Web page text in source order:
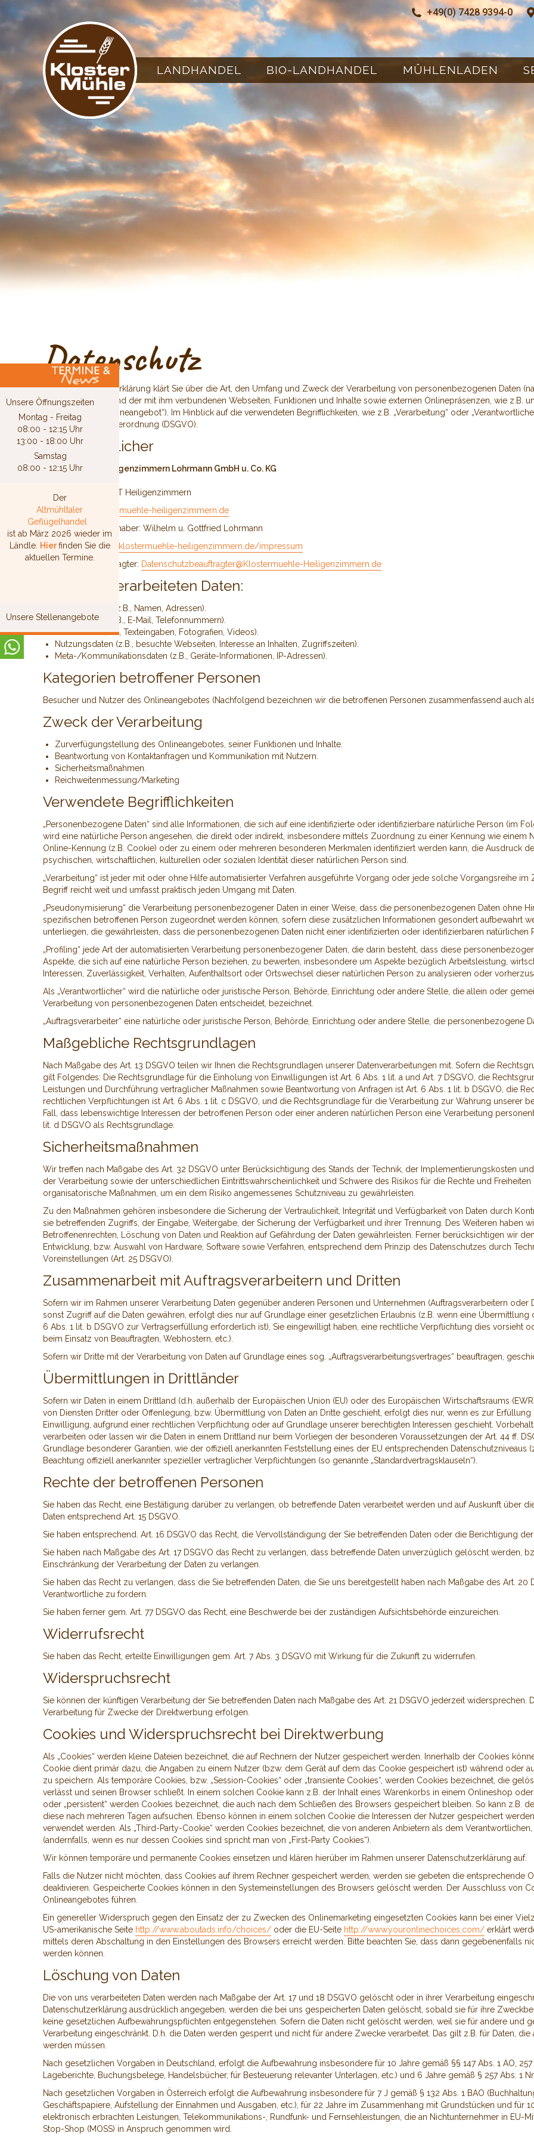
Unsere Öffnungszeiten
Montag - Freitag
08:00 - 12:15 Uhr
13:00 - 18:00 Uhr
Samstag
08:00 - 12:15 Uhr
Der
Altmühltaler
Geflügelhandel
ist ab März 2026 wieder im
Ländle. Hier finden Sie die
aktuellen Termine.
Unsere Stellenangebote
+49(0) 7428 9394-0
LANDHANDEL BIO-LANDHANDEL MÜHLENLADEN
Datenschutz
Diese Datenschutzerklärung klärt Sie über die Art, den Umfang und Zweck der Verarbeitung von personenbezogenen Daten
Onlineangebotes und der mit ihm verbundenen Webseiten, Funktionen und Inhalte sowie externen Onlinepräsenzen, wie z.B.
bezeichnet als „Onlineangebot“). Im Hinblick auf die verwendeten Begrifflichkeiten, wie z.B. „Verarbeitung“ oder
Datenschutzgrundverordnung (DSGVO).
Verantwortlicher
Klostermühle Heiligenzimmern Lohrmann GmbH u. Co. KG
72348 Rosenfeld OT Heiligenzimmern
E-Mail:info@klostermuehle-heiligenzimmern.de
Geschäftsführer/ Inhaber: Wilhelm u. Gottfried Lohrmann
Impressum:https://klostermuehle-heiligenzimmern.de/impressum
Datenschutzbeauftragter: Datenschutzbeauftragter@Klostermuehle-Heiligenzimmern.de
Arten der verarbeiteten Daten:
Bestandsdaten (z.B., Namen, Adressen).
Kontaktdaten (z.B., E-Mail, Telefonnummern).
Inhaltsdaten (z.B., Texteingaben, Fotografien, Videos).
Nutzungsdaten (z.B., besuchte Webseiten, Interesse an Inhalten, Zugriffszeiten).
Meta-/Kommunikationsdaten (z.B., Geräte-Informationen, IP-Adressen).
Kategorien betroffener Personen
Besucher und Nutzer des Onlineangebotes (Nachfolgend bezeichnen wir die betroffenen Personen zusammenfassend auch als
Zweck der Verarbeitung
Zurverfügungstellung des Onlineangebotes, seiner Funktionen und Inhalte.
Beantwortung von Kontaktanfragen und Kommunikation mit Nutzern.
Sicherheitsmaßnahmen.
Reichweitenmessung/Marketing
Verwendete Begrifflichkeiten
„Personenbezogene Daten“ sind alle Informationen, die sich auf eine identifizierte oder identifizierbare natürliche Person (im
wird eine natürliche Person angesehen, die direkt oder indirekt, insbesondere mittels Zuordnung zu einer Kennung wie einem
Online-Kennung (z.B. Cookie) oder zu einem oder mehreren besonderen Merkmalen identifiziert werden kann, die Ausdruck
psychischen, wirtschaftlichen, kulturellen oder sozialen Identität dieser natürlichen Person sind.
„Verarbeitung“ ist jeder mit oder ohne Hilfe automatisierter Verfahren ausgeführte Vorgang oder jede solche Vorgangsreihe
Begriff reicht weit und umfasst praktisch jeden Umgang mit Daten.
„Pseudonymisierung“ die Verarbeitung personenbezogener Daten in einer Weise, dass die personenbezogenen Daten ohne
spezifischen betroffenen Person zugeordnet werden können, sofern diese zusätzlichen Informationen gesondert aufbewahrt
unterliegen, die gewährleisten, dass die personenbezogenen Daten nicht einer identifizierten oder identifizierbaren natürlichen
„Profiling“ jede Art der automatisierten Verarbeitung personenbezogener Daten, die darin besteht, dass diese
Aspekte, die sich auf eine natürliche Person beziehen, zu bewerten, insbesondere um Aspekte bezüglich Arbeitsleistung,
Interessen, Zuverlässigkeit, Verhalten, Aufenthaltsort oder Ortswechsel dieser natürlichen Person zu analysieren oder
Als „Verantwortlicher“ wird die natürliche oder juristische Person, Behörde, Einrichtung oder andere Stelle, die allein oder
Verarbeitung von personenbezogenen Daten entscheidet, bezeichnet.
„Auftragsverarbeiter“ eine natürliche oder juristische Person, Behörde, Einrichtung oder andere Stelle, die personenbezogene
Maßgebliche Rechtsgrundlagen
Nach Maßgabe des Art. 13 DSGVO teilen wir Ihnen die Rechtsgrundlagen unserer Datenverarbeitungen mit. Sofern die
gilt Folgendes: Die Rechtsgrundlage für die Einholung von Einwilligungen ist Art. 6 Abs. 1 lit. a und Art. 7 DSGVO, die
Leistungen und Durchführung vertraglicher Maßnahmen sowie Beantwortung von Anfragen ist Art. 6 Abs. 1 lit. b DSGVO, die
rechtlichen Verpflichtungen ist Art. 6 Abs. 1 lit. c DSGVO, und die Rechtsgrundlage für die Verarbeitung zur Wahrung unserer
Fall, dass lebenswichtige Interessen der betroffenen Person oder einer anderen natürlichen Person eine Verarbeitung
lit. d DSGVO als Rechtsgrundlage.
Sicherheitsmaßnahmen
Wir treffen nach Maßgabe des Art. 32 DSGVO unter Berücksichtigung des Stands der Technik, der Implementierungskosten
der Verarbeitung sowie der unterschiedlichen Eintrittswahrscheinlichkeit und Schwere des Risikos für die Rechte und
organisatorische Maßnahmen, um ein dem Risiko angemessenes Schutzniveau zu gewährleisten.
Zu den Maßnahmen gehören insbesondere die Sicherung der Vertraulichkeit, Integrität und Verfügbarkeit von Daten durch
sie betreffenden Zugriffs, der Eingabe, Weitergabe, der Sicherung der Verfügbarkeit und ihrer Trennung. Des Weiteren haben
Betroffenenrechten, Löschung von Daten und Reaktion auf Gefährdung der Daten gewährleisten. Ferner berücksichtigen wir
Entwicklung, bzw. Auswahl von Hardware, Software sowie Verfahren, entsprechend dem Prinzip des Datenschutzes durch
Voreinstellungen (Art. 25 DSGVO).
Zusammenarbeit mit Auftragsverarbeitern und Dritten
Sofern wir im Rahmen unserer Verarbeitung Daten gegenüber anderen Personen und Unternehmen (Auftragsverarbeitern
sonst Zugriff auf die Daten gewähren, erfolgt dies nur auf Grundlage einer gesetzlichen Erlaubnis (z.B. wenn eine Übermittlung
6 Abs. 1 lit. b DSGVO zur Vertragserfüllung erforderlich ist), Sie eingewilligt haben, eine rechtliche Verpflichtung dies vorsieht
beim Einsatz von Beauftragten, Webhostern, etc.).
Sofern wir Dritte mit der Verarbeitung von Daten auf Grundlage eines sog. „Auftragsverarbeitungsvertrages“ beauftragen,
Übermittlungen in Drittländer
Sofern wir Daten in einem Drittland (d.h. außerhalb der Europäischen Union (EU) oder des Europäischen Wirtschaftsraums
von Diensten Dritter oder Offenlegung, bzw. Übermittlung von Daten an Dritte geschieht, erfolgt dies nur, wenn es zur
Einwilligung, aufgrund einer rechtlichen Verpflichtung oder auf Grundlage unserer berechtigten Interessen geschieht.
verarbeiten oder lassen wir die Daten in einem Drittland nur beim Vorliegen der besonderen Voraussetzungen der Art. 44 ff.
Grundlage besonderer Garantien, wie der offiziell anerkannten Feststellung eines der EU entsprechenden Datenschutzniveaus
Beachtung offiziell anerkannter spezieller vertraglicher Verpflichtungen (so genannte „Standardvertragsklauseln“).
Rechte der betroffenen Personen
Sie haben das Recht, eine Bestätigung darüber zu verlangen, ob betreffende Daten verarbeitet werden und auf Auskunft über
Daten entsprechend Art. 15 DSGVO.
Sie haben entsprechend. Art. 16 DSGVO das Recht, die Vervollständigung der Sie betreffenden Daten oder die Berichtigung
Sie haben nach Maßgabe des Art. 17 DSGVO das Recht zu verlangen, dass betreffende Daten unverzüglich gelöscht werden,
Einschränkung der Verarbeitung der Daten zu verlangen.
Sie haben das Recht zu verlangen, dass die Sie betreffenden Daten, die Sie uns bereitgestellt haben nach Maßgabe des Art.
Verantwortliche zu fordern.
Sie haben ferner gem. Art. 77 DSGVO das Recht, eine Beschwerde bei der zuständigen Aufsichtsbehörde einzureichen.
Widerrufsrecht
Sie haben das Recht, erteilte Einwilligungen gem. Art. 7 Abs. 3 DSGVO mit Wirkung für die Zukunft zu widerrufen.
Widerspruchsrecht
Sie können der künftigen Verarbeitung der Sie betreffenden Daten nach Maßgabe des Art. 21 DSGVO jederzeit
Verarbeitung für Zwecke der Direktwerbung erfolgen.
Cookies und Widerspruchsrecht bei Direktwerbung
Als „Cookies“ werden kleine Dateien bezeichnet, die auf Rechnern der Nutzer gespeichert werden. Innerhalb der Cookies
Cookie dient primär dazu, die Angaben zu einem Nutzer (bzw. dem Gerät auf dem das Cookie gespeichert ist) während oder
zu speichern. Als temporäre Cookies, bzw. „Session-Cookies“ oder „transiente Cookies“, werden Cookies bezeichnet, die
verlässt und seinen Browser schließt. In einem solchen Cookie kann z.B. der Inhalt eines Warenkorbs in einem Onlineshop
oder „persistent“ werden Cookies bezeichnet, die auch nach dem Schließen des Browsers gespeichert bleiben. So kann z.B.
diese nach mehreren Tagen aufsuchen. Ebenso können in einem solchen Cookie die Interessen der Nutzer gespeichert
verwendet werden. Als „Third-Party-Cookie“ werden Cookies bezeichnet, die von anderen Anbietern als dem
(andernfalls, wenn es nur dessen Cookies sind spricht man von „First-Party Cookies“).
Wir können temporäre und permanente Cookies einsetzen und klären hierüber im Rahmen unserer Datenschutzerklärung auf.
Falls die Nutzer nicht möchten, dass Cookies auf ihrem Rechner gespeichert werden, werden sie gebeten die entsprechende
deaktivieren. Gespeicherte Cookies können in den Systemeinstellungen des Browsers gelöscht werden. Der Ausschluss von
Onlineangebotes führen.
Ein genereller Widerspruch gegen den Einsatz der zu Zwecken des Onlinemarketing eingesetzten Cookies kann bei einer
US-amerikanische Seite http://www.aboutads.info/choices/ oder die EU-Seite http://www.youronlinechoices.com/ erklärt
mittels deren Abschaltung in den Einstellungen des Browsers erreicht werden. Bitte beachten Sie, dass dann gegebenenfalls
werden können.
Löschung von Daten
Die von uns verarbeiteten Daten werden nach Maßgabe der Art. 17 und 18 DSGVO gelöscht oder in ihrer Verarbeitung
Datenschutzerklärung ausdrücklich angegeben, werden die bei uns gespeicherten Daten gelöscht, sobald sie für ihre
keine gesetzlichen Aufbewahrungspflichten entgegenstehen. Sofern die Daten nicht gelöscht werden, weil sie für andere und
Verarbeitung eingeschränkt. D.h. die Daten werden gesperrt und nicht für andere Zwecke verarbeitet. Das gilt z.B. für Daten,
werden müssen.
Nach gesetzlichen Vorgaben in Deutschland, erfolgt die Aufbewahrung insbesondere für 10 Jahre gemäß §§ 147 Abs. 1 AO, 257
Lageberichte, Buchungsbelege, Handelsbücher, für Besteuerung relevanter Unterlagen, etc.) und 6 Jahre gemäß § 257 Abs. 1
Nach gesetzlichen Vorgaben in Österreich erfolgt die Aufbewahrung insbesondere für 7 J gemäß § 132 Abs. 1 BAO
Geschäftspapiere, Aufstellung der Einnahmen und Ausgaben, etc.), für 22 Jahre im Zusammenhang mit Grundstücken und für
elektronisch erbrachten Leistungen, Telekommunikations-, Rundfunk- und Fernsehleistungen, die an Nichtunternehmer in EU-
Stop-Shop (MOSS) in Anspruch genommen wird.
LANDHANDEL BIO-LANDHANDEL MÜHLENLADEN